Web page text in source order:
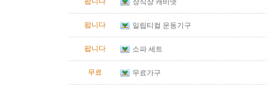
장식장 캐비넷
팝니다 일립티컬 운동기구
팝니다 소파 세트
무료 무료가구